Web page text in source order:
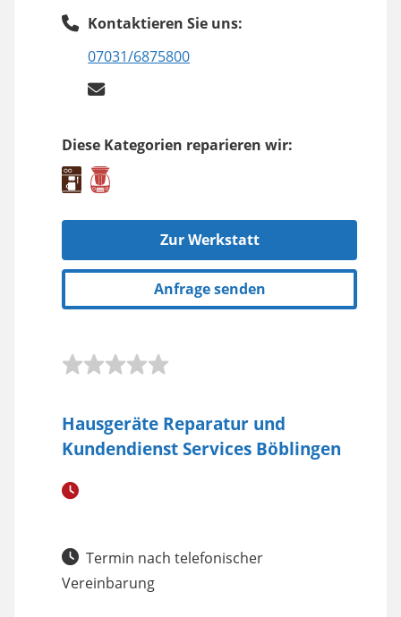
Kontaktieren Sie uns:
07031/6875800
Diese Kategorien reparieren wir:
Zur Werkstatt
Anfrage senden
Hausgeräte Reparatur und
Kundendienst Services Böblingen
Termin nach telefonischer
Vereinbarung